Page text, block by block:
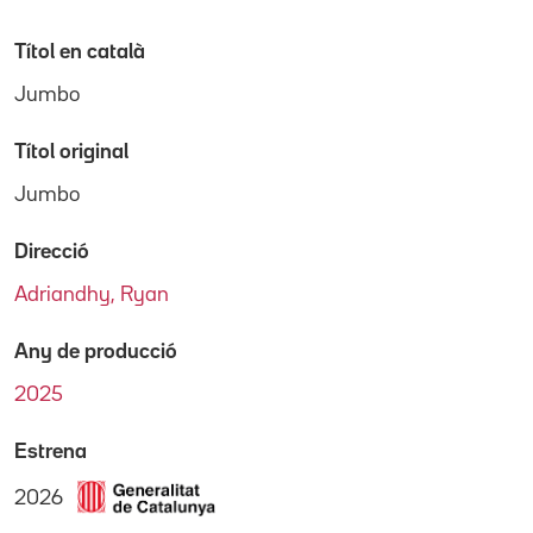
Títol en català
Jumbo
Títol original
Jumbo
Direcció
Adriandhy, Ryan
Any de producció
2025
Estrena
2026